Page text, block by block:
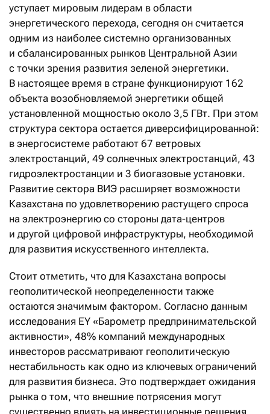
уступает мировым лидерам в области
энергетического перехода, сегодня он считается
одним из наиболее системно организованных
и сбалансированных рынков Центральной Азии
с точки зрения развития зеленой энергетики.
В настоящее время в стране функционируют 162
объекта возобновляемой энергетики общей
установленной мощностью около 3,5 ГВт. При этом
структура сектора остается диверсифицированной:
в энергосистеме работают 67 ветровых
электростанций, 49 солнечных электростанций, 43
гидроэлектростанции и 3 биогазовые установки.
Развитие сектора ВИЭ расширяет возможности
Казахстана по удовлетворению растущего спроса
на электроэнергию со стороны дата-центров
и другой цифровой инфраструктуры, необходимой
для развития искусственного интеллекта.
Стоит отметить, что для Казахстана вопросы
геополитической неопределенности также
остаются значимым фактором. Согласно данным
исследования EY «Барометр предпринимательской
активности», 48% компаний международных
инвесторов рассматривают геополитическую
нестабильность как одно из ключевых ограничений
для развития бизнеса. Это подтверждает ожидания
рынка о том, что внешние потрясения могут